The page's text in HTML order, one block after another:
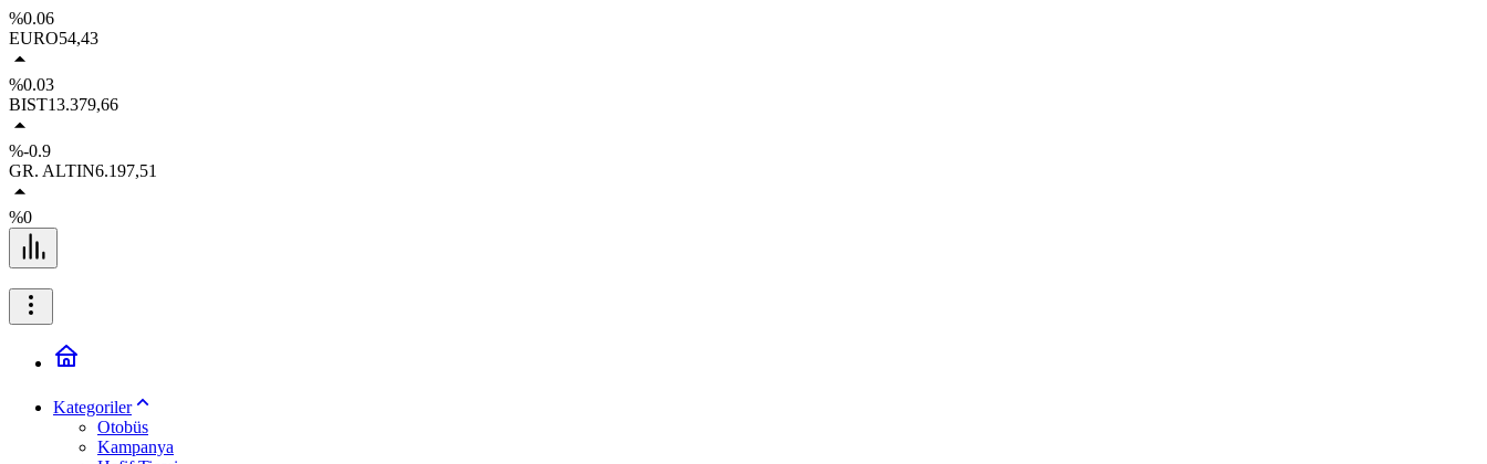
%0.06
EURO54,43
%0.03
BIST13.379,66
%-0.9
GR. ALTIN6.197,51
%0
Kategoriler
Otobüs
Kampanya